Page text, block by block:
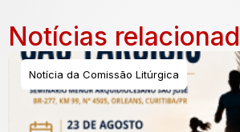
Notícias
Notícia da Comissão Litúrgica